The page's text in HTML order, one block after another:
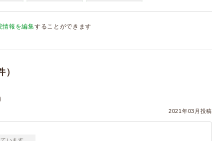
情報を編集することができます
2021年03月投稿